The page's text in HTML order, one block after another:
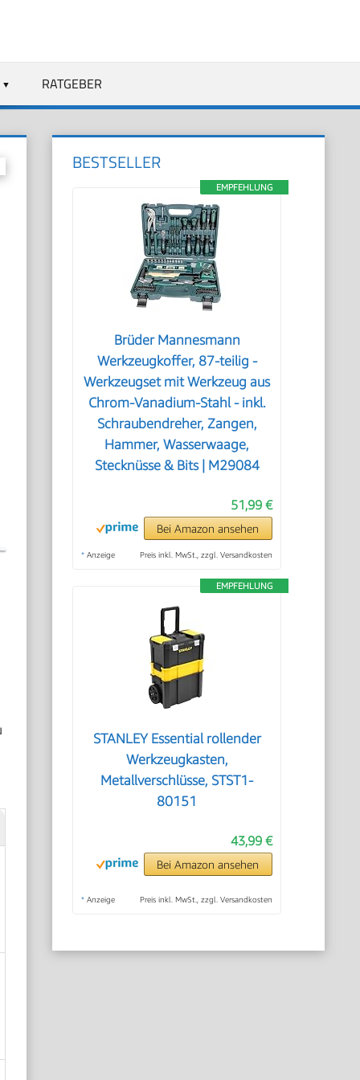
RATGEBER
BESTSELLER
EMPFEHLUNG
Brüder Mannesmann
Werkzeugkoffer, 87-teilig -
Werkzeugset mit Werkzeug aus
Chrom-Vanadium-Stahl - inkl.
Schraubendreher, Zangen,
Hammer, Wasserwaage,
Stecknüsse & Bits | M29084
51,99 €
Bei Amazon ansehen
* Anzeige Preis inkl. MwSt., zzgl. Versandkosten
EMPFEHLUNG
STANLEY Essential rollender
Werkzeugkasten,
Metallverschlüsse, STST1-
80151
43,99 €
Bei Amazon ansehen
* Anzeige Preis inkl. MwSt., zzgl. Versandkosten